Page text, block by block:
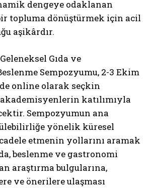
dengeye odaklanan
topluma dönüştürmek için acil
aşikârdır.
Gıda ve
Sempozyumu, 2-3 Ekim
online olarak seçkin
akademisyenlerin katılımıyla
Sempozyumun ana
yönelik küresel
etmenin yollarını aramak
beslenme ve gastronomi
araştırma bulgularına,
ve önerilere ulaşması